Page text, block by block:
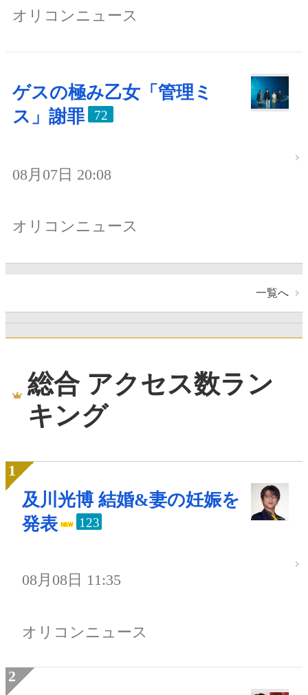
オリコンニュース
ゲスの極み乙女「管理ミ
ス」謝罪
72
08月07日 20:08
オリコンニュース
一覧へ
総合 アクセス数ラン
キング
及川光博 結婚&妻の妊娠を
発表
123
08月08日 11:35
オリコンニュース